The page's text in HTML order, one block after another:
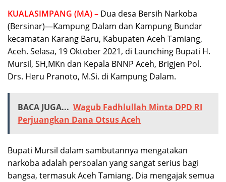
KUALASIMPANG (MA) – Dua desa Bersih Narkoba
(Bersinar)—Kampung Dalam dan Kampung Bundar
kecamatan Karang Baru, Kabupaten Aceh Tamiang,
Aceh. Selasa, 19 Oktober 2021, di Launching Bupati H.
Mursil, SH,MKn dan Kepala BNNP Aceh, Brigjen Pol.
Drs. Heru Pranoto, M.Si. di Kampung Dalam.
BACA JUGA... Wagub Fadhlullah Minta DPD RI
Perjuangkan Dana Otsus Aceh
Bupati Mursil dalam sambutannya mengatakan
narkoba adalah persoalan yang sangat serius bagi
bangsa, termasuk Aceh Tamiang. Dia mengajak semua